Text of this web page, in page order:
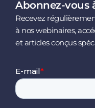
Abonnez-vous
Recevez
à nos webinaires,
et articles conçus